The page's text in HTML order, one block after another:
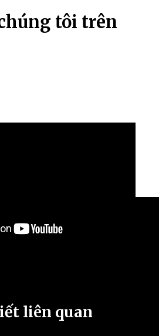
tôi trên
liên quan